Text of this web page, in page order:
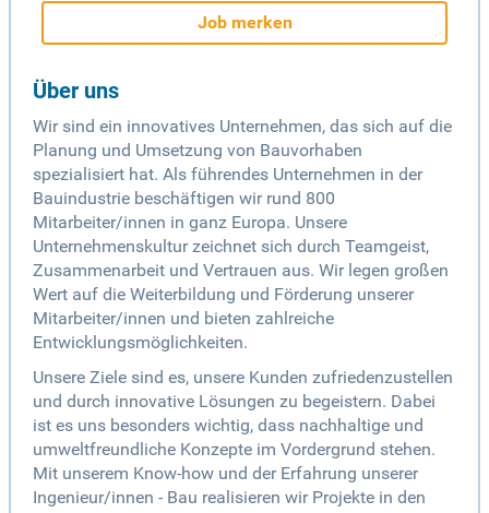
Job merken
Über uns
Wir sind ein innovatives Unternehmen, das sich auf die
Planung und Umsetzung von Bauvorhaben
spezialisiert hat. Als führendes Unternehmen in der
Bauindustrie beschäftigen wir rund 800
Mitarbeiter/innen in ganz Europa. Unsere
Unternehmenskultur zeichnet sich durch Teamgeist,
Zusammenarbeit und Vertrauen aus. Wir legen großen
Wert auf die Weiterbildung und Förderung unserer
Mitarbeiter/innen und bieten zahlreiche
Entwicklungsmöglichkeiten.
Unsere Ziele sind es, unsere Kunden zufriedenzustellen
und durch innovative Lösungen zu begeistern. Dabei
ist es uns besonders wichtig, dass nachhaltige und
umweltfreundliche Konzepte im Vordergrund stehen.
Mit unserem Know-how und der Erfahrung unserer
Ingenieur/innen - Bau realisieren wir Projekte in den